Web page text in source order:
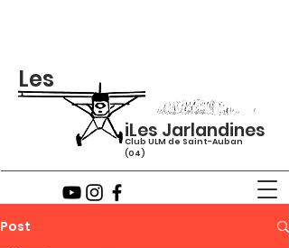
iLes Jarlandines
Les
Club ULM de Saint-Auban
(04)
Post